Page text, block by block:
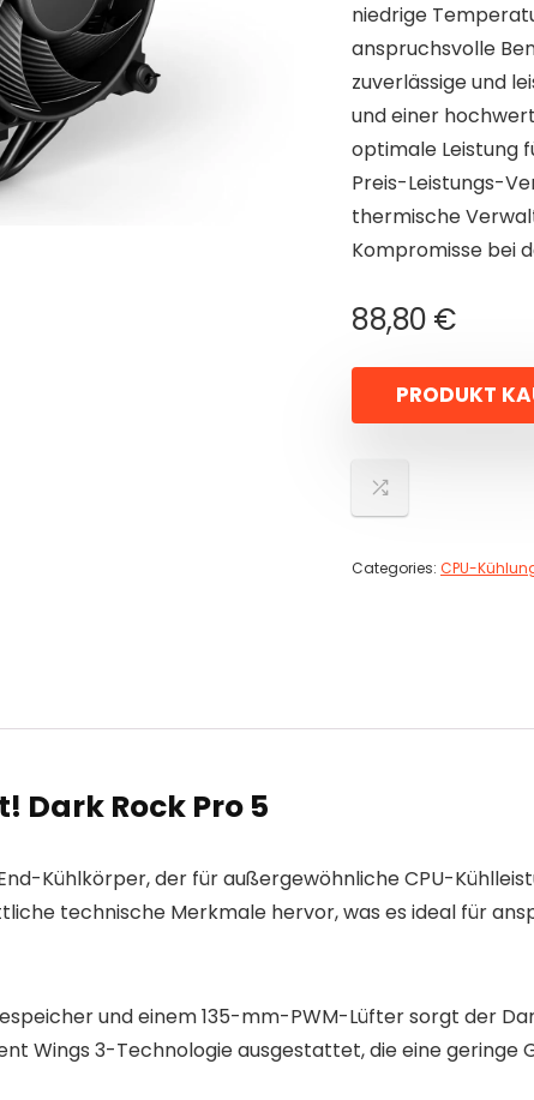
niedrige
anspruchsvolle
zuverlässige und
und einer
optimale Leistung
Preis-Leistungs-
thermische
Kompromisse bei
88,80 €
PRODUKT
Categories: CPU-
Dark Rock Pro 5
Kühlkörper, der für außergewöhnliche CPU-
technische Merkmale hervor, was es ideal für
und einem 135-mm-PWM-Lüfter sorgt der
Wings 3-Technologie ausgestattet, die eine